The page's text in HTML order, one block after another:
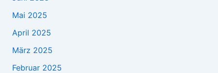
Mai 2025
April 2025
März 2025
Februar 2025